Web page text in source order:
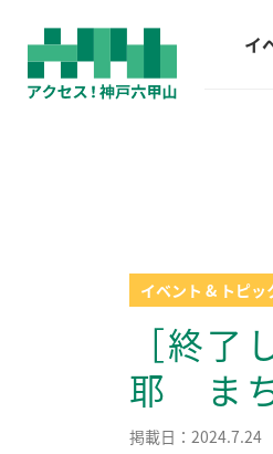
イ
イベント & トピッ
［終
耶 まち
掲載日：2024.7.24